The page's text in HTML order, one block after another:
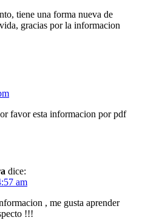
tiene una forma nueva de
gracias por la informacion
favor esta informacion por pdf
dice:
am
, me gusta aprender
!!!